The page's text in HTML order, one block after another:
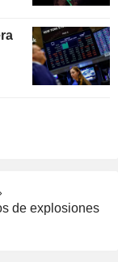
de explosiones